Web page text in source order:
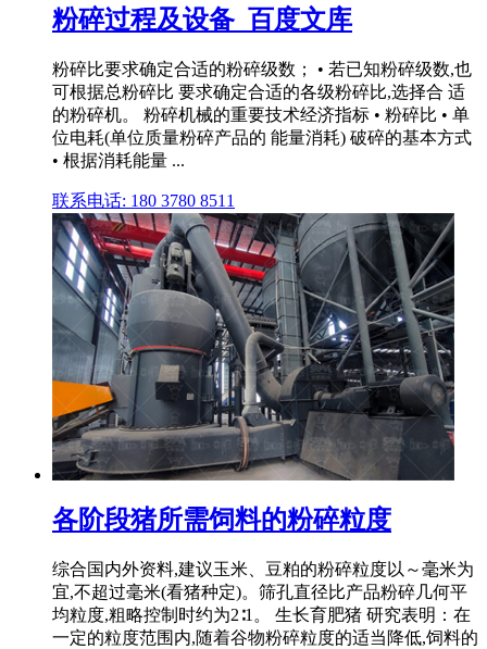
粉碎过程及设备_百度文库
粉碎比要求确定合适的粉碎级数； • 若已知粉碎级数,也
可根据总粉碎比 要求确定合适的各级粉碎比,选择合 适
的粉碎机。 粉碎机械的重要技术经济指标 • 粉碎比 • 单
位电耗(单位质量粉碎产品的 能量消耗) 破碎的基本方式
• 根据消耗能量 ...
联系电话: 180 3780 8511
各阶段猪所需饲料的粉碎粒度
综合国内外资料,建议玉米、豆粕的粉碎粒度以～毫米为
宜,不超过毫米(看猪种定)。筛孔直径比产品粉碎几何平
均粒度,粗略控制时约为2∶1。 生长育肥猪 研究表明：在
一定的粒度范围内,随着谷物粉碎粒度的适当降低,饲料的